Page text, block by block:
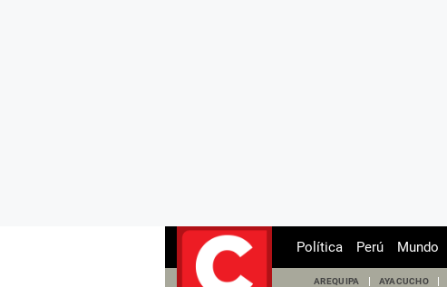
Política Perú Mundo
AREQUIPA AYACUCHO